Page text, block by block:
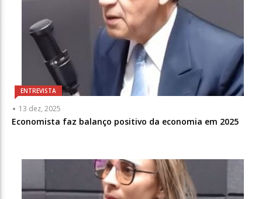
ENTREVISTA
13 dez, 2025
Economista faz balanço positivo da economia em 2025